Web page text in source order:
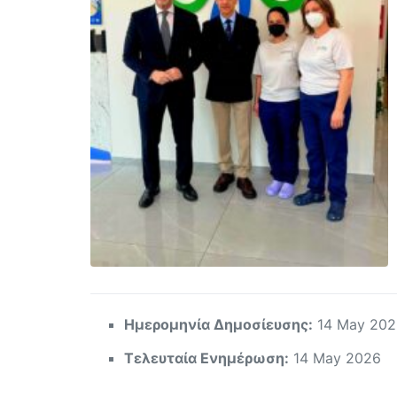
Ημερομηνία Δημοσίευσης: 14 May
Τελευταία Ενημέρωση: 14 May 2026